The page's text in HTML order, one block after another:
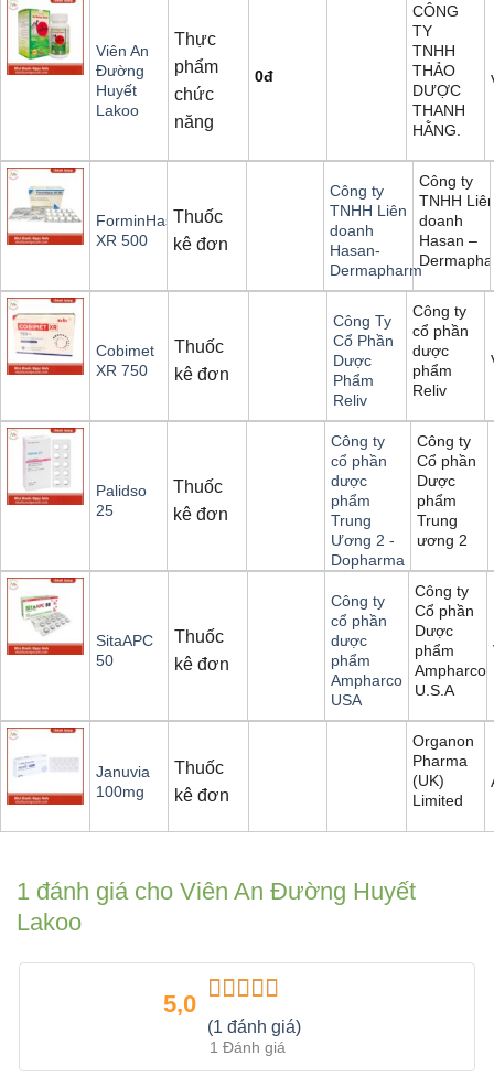
Viên An
Đường
Huyết
Lakoo
Thực
phẩm
chức
năng
0đ
CÔNG
TY
TNHH
THẢO
DƯỢC
THANH
HẰNG.
ForminHasan
XR 500
Thuốc
kê đơn
Công ty
TNHH Liên
doanh
Hasan-
Dermapharm
Công ty
TNHH
doanh
Hasan –
Cobimet
XR 750
Thuốc
kê đơn
Công Ty
Cổ Phần
Dược
Phẩm
Reliv
Công ty
cổ phần
dược
phẩm
Reliv
Palidso
25
Thuốc
kê đơn
Công ty
cổ phần
dược
phẩm
Trung
Ương 2 -
Dopharma
Công ty
Cổ phần
Dược
phẩm
Trung
ương 2
SitaAPC
50
Thuốc
kê đơn
Công ty
cổ phần
dược
phẩm
Ampharco
USA
Công ty
Cổ phần
Dược
phẩm
Ampharco
U.S.A
Januvia
100mg
Thuốc
kê đơn
Organon
Pharma
(UK)
Limited
1 đánh giá cho Viên An Đường Huyết
Lakoo
5,0
Được xếp
hạng 5.00
sao
(1 đánh giá)
1 Đánh giá